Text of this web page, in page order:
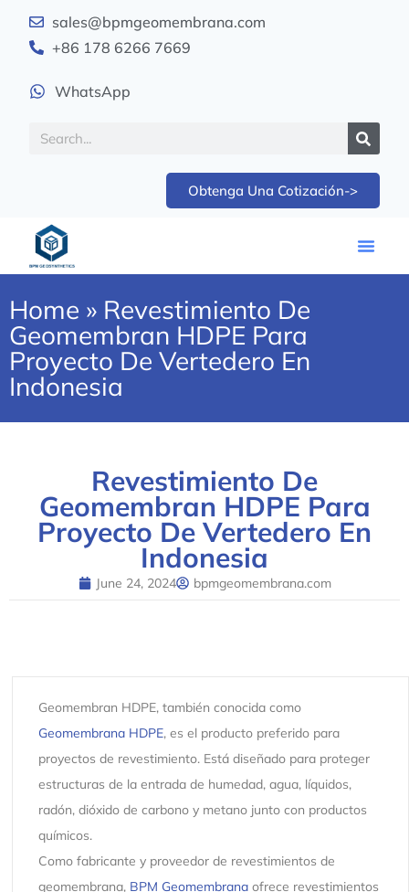
sales@bpmgeomembrana.com
+86 178 6266 7669
WhatsApp
Obtenga Una Cotización->
Home » Revestimiento De
Geomembran HDPE Para
Proyecto De Vertedero En
Indonesia
Revestimiento De
Geomembran HDPE Para
Proyecto De Vertedero En
Indonesia
June 24, 2024 bpmgeomembrana.com
Geomembran HDPE, también conocida como
Geomembrana HDPE, es el producto preferido para
proyectos de revestimiento. Está diseñado para proteger
estructuras de la entrada de humedad, agua, líquidos,
radón, dióxido de carbono y metano junto con productos
químicos.
Como fabricante y proveedor de revestimientos de
geomembrana, BPM Geomembranaofrece revestimientos